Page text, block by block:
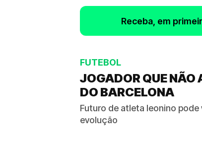
Receba, em
FUTEBOL
JOGADOR QUE NÃO
DO BARCELONA
Futuro de atleta leonino
evolução